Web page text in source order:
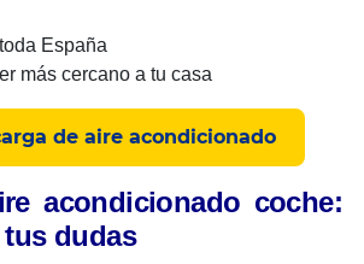
España
más cercano a tu casa
de aire acondicionado
acondicionado coche:
dudas